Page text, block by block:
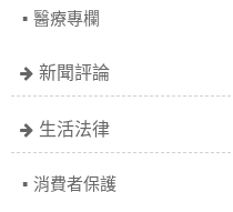
醫療專欄
新聞評論
生活法律
消費者保護